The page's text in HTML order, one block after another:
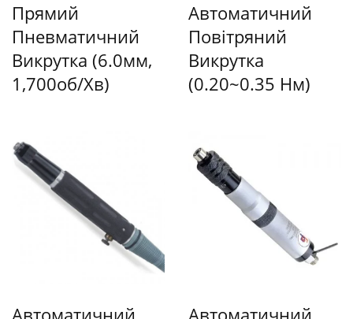
Прямий
Пневматичний
Викрутка (6.0мм,
1,700об/хв)
Автоматичний
Повітряний
Викрутка
(0.20~0.35 Нм)
Автоматичний Автоматичний